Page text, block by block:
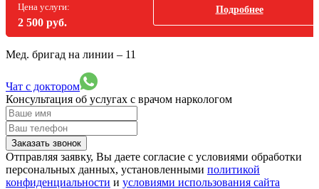
Цена услуги:
2 500 руб.
Подробнее
Мед. бригад на линии – 11
Чат с доктором
Консультация об услугах с врачом наркологом
Заказать звонок
Отправляя заявку, Вы даете согласие с условиями обработки
персональных данных, установленными политикой
конфиденциальности и условиями использования сайта